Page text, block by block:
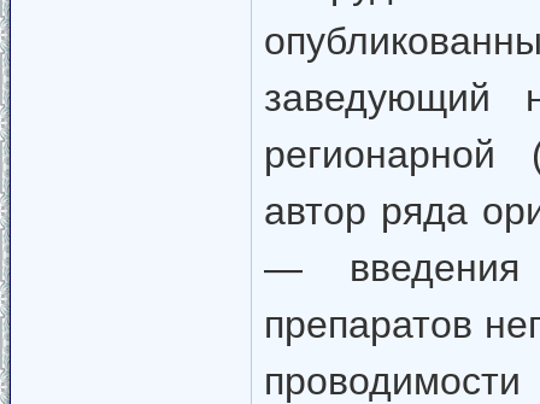
заведующий
регионарной
автор ряда
— введения
препаратов